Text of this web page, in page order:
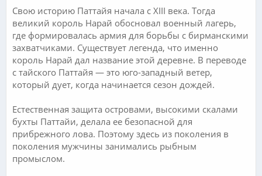
Свою историю Паттайя начала с XIII века. Тогда
великий король Нарай обосновал военный лагерь,
где формировалась армия для борьбы с бирманскими
захватчиками. Существует легенда, что именно
король Нарай дал название этой деревне. В переводе
с тайского Паттайя — это юго-западный ветер,
который дует, когда начинается сезон дождей.
Естественная защита островами, высокими скалами
бухты Паттайи, делала ее безопасной для
прибрежного лова. Поэтому здесь из поколения в
поколения мужчины занимались рыбным
промыслом.